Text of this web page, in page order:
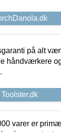
på alt
håndværkere
varer er